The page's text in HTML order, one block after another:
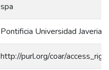
spa
Pontificia Universidad
http://purl.org/coar/